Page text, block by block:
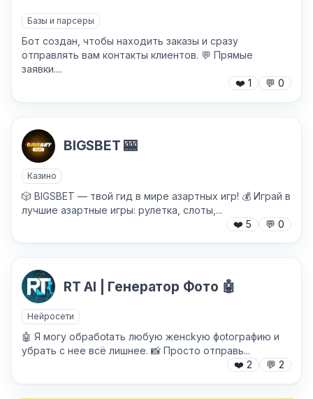
Хочу получить ответ на email
Отправить
Базы и парсеры
Бот создан, чтобы находить заказы и сразу
отправлять вам контакты клиентов. 💬 Прямые
заявки....
❤️ 1 💬 0
BIGSBET 🎰
Казино
🎲 BIGSBET — твой гид в мире азартных игр! 💰 Играй в
лучшие азартные игры: рулетка, слоты,...
❤️ 5 💬 0
RT AI | Генератор Фото 🤖
Нейросети
🤖 Я мoгy oбpaбotaть любyю жeнckyю фotoгpaфию и
yбрaть c нee вcё лишнee. 📸 Пpocтo oтпpaвь...
❤️ 2 💬 2